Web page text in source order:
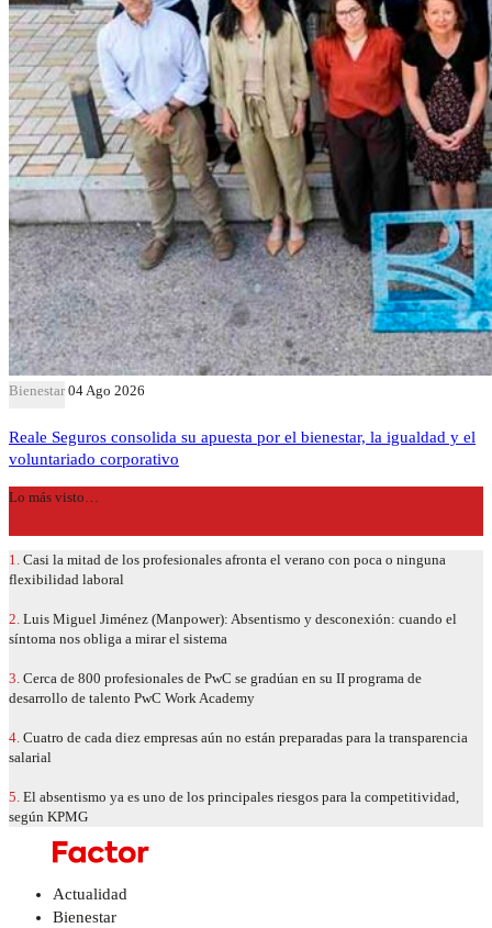
Bienestar 04 Ago 2026
Reale Seguros consolida su apuesta por el bienestar, la igualdad y el
voluntariado corporativo
Lo más visto…
1. Casi la mitad de los profesionales afronta el verano con poca o ninguna
flexibilidad laboral
2. Luis Miguel Jiménez (Manpower): Absentismo y desconexión: cuando el
síntoma nos obliga a mirar el sistema
3. Cerca de 800 profesionales de PwC se gradúan en su II programa de
desarrollo de talento PwC Work Academy
4. Cuatro de cada diez empresas aún no están preparadas para la transparencia
salarial
5. El absentismo ya es uno de los principales riesgos para la competitividad,
según KPMG
Actualidad
Bienestar